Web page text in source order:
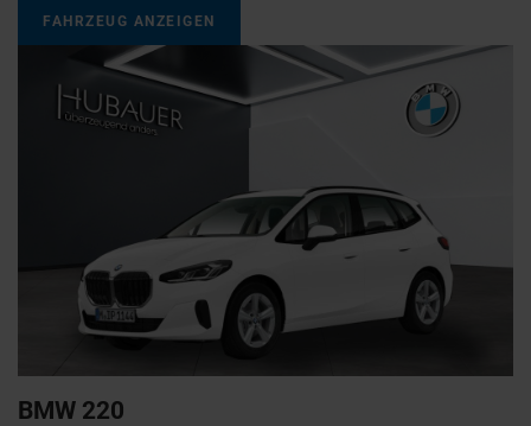
FAHRZEUG ANZEIGEN
BMW 220